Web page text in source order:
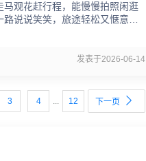
观花赶行程，能慢慢拍照闲逛
说说笑笑，旅途轻松又惬意，
发表于2026-06-14
3 4 ... 12 下一页 